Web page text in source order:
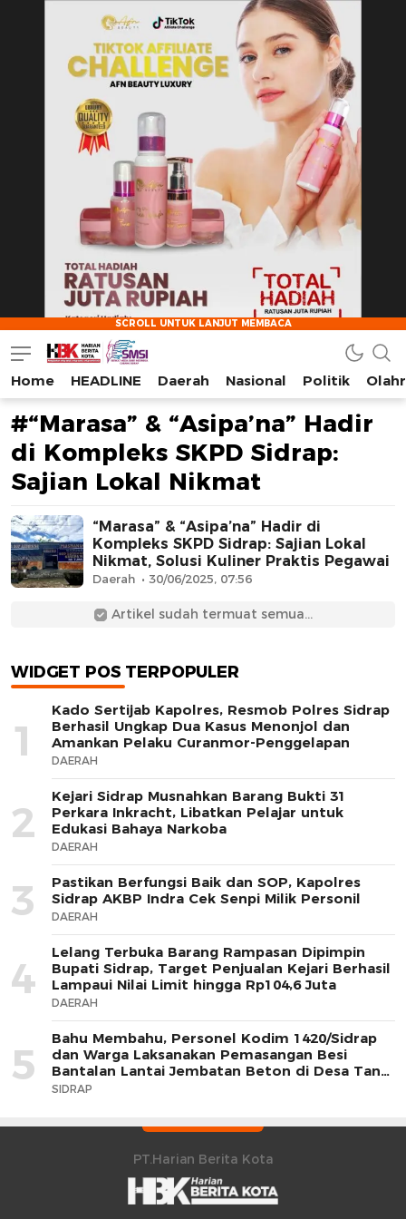
AFN BEAUTY LUXURY
HarianBeritaKota
Mengabarkan Setiap Detil, Sudut, dan Cerita Kota
Home HEADLINE Daerah Nasional Politik
#“Marasa” & “Asipa’na” Hadir
di Kompleks SKPD Sidrap:
Sajian Lokal Nikmat
“Marasa” & “Asipa’na” Hadir di
Kompleks SKPD Sidrap: Sajian Lokal
Nikmat, Solusi Kuliner Praktis Pegawai
Daerah 30/06/2025, 07:56
Artikel sudah termuat semua...
WIDGET POS TERPOPULER
1
Kado Sertijab Kapolres, Resmob Polres Sidrap
Berhasil Ungkap Dua Kasus Menonjol dan
Amankan Pelaku Curanmor-Penggelapan
DAERAH
2
Kejari Sidrap Musnahkan Barang Bukti 31
Perkara Inkracht, Libatkan Pelajar untuk
Edukasi Bahaya Narkoba
DAERAH
3
Pastikan Berfungsi Baik dan SOP, Kapolres
Sidrap AKBP Indra Cek Senpi Milik Personil
DAERAH
4
Lelang Terbuka Barang Rampasan Dipimpin
Bupati Sidrap, Target Penjualan Kejari Berhasil
Lampaui Nilai Limit hingga Rp104,6 Juta
DAERAH
5
Bahu Membahu, Personel Kodim 1420/Sidrap
dan Warga Laksanakan Pemasangan Besi
Bantalan Lantai Jembatan Beton di Desa Tana
Toro
SIDRAP
PT.Harian Berita Kota